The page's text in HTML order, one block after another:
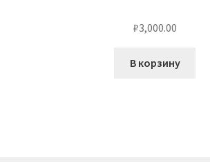
₽3,000.00
В корзину